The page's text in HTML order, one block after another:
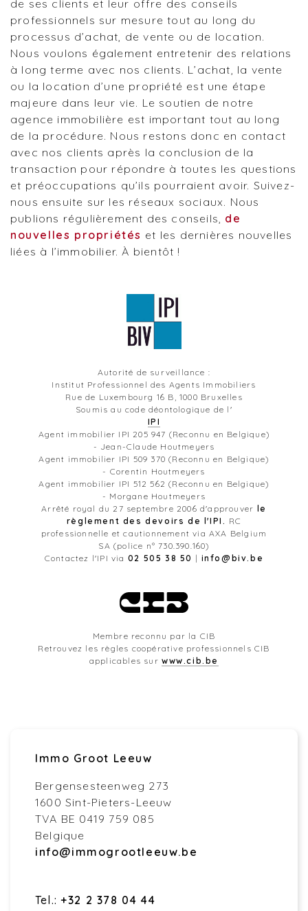
de ses clients et leur offre des conseils
professionnels sur mesure tout au long du
processus d’achat, de vente ou de location.
Nous voulons également entretenir des relations
à long terme avec nos clients. L’achat, la vente
ou la location d’une propriété est une étape
majeure dans leur vie. Le soutien de notre
agence immobilière est important tout au long
de la procédure. Nous restons donc en contact
avec nos clients après la conclusion de la
transaction pour répondre à toutes les questions
et préoccupations qu’ils pourraient avoir. Suivez-
nous ensuite sur les réseaux sociaux. Nous
publions régulièrement des conseils, de
nouvelles propriétés et les dernières nouvelles
liées à l’immobilier. À bientôt !
Autorité de surveillance :
Institut Professionnel des Agents Immobiliers
Rue de Luxembourg 16 B, 1000 Bruxelles
Soumis au code déontologique de l'
IPI
Agent immobilier IPI 205 947 (Reconnu en Belgique)
- Jean-Claude Houtmeyers
Agent immobilier IPI 509 370 (Reconnu en Belgique)
- Corentin Houtmeyers
Agent immobilier IPI 512 562 (Reconnu en Belgique)
- Morgane Houtmeyers
Arrêté royal du 27 septembre 2006 d'approuver le
règlement des devoirs de l'IPI. RC
professionnelle et cautionnement via AXA Belgium
SA (police n° 730.390.160)
Contactez l'IPI via 02 505 38 50 | info@biv.be
Membre reconnu par la CIB
Retrouvez les règles coopérative professionnels CIB
applicables surwww.cib.be
Immo Groot Leeuw
Bergensesteenweg 273
1600 Sint-Pieters-Leeuw
TVA BE 0419 759 085
Belgique
info@immogrootleeuw.be
Tel.: +32 2 378 04 44